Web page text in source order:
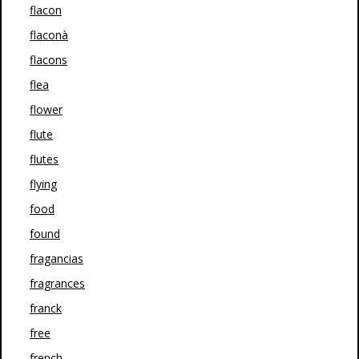
flacon
flaconà
flacons
flea
flower
flute
flutes
flying
food
found
fragancias
fragrances
franck
free